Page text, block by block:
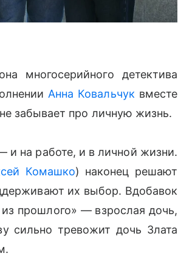
многосерийного детектива
Анна Ковальчук вместе
забывает про личную жизнь.
на работе, и в личной жизни.
Комашко) наконец решают
их выбор. Вдобавок
прошлого» — взрослая дочь,
сильно тревожит дочь Злата